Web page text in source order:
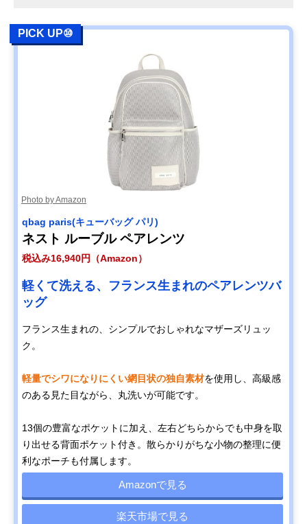
PICK UP⑩
Photo by Amazon
qbag paris(キューバッグ パリ)
ネスト ルーブル ペアレンツ
税込み16,940円（Amazon）
軽くて洗える、フランス生まれのペアレンツバ
ッグ
フランス生まれの、シンプルでおしゃれなマザーズリュッ
ク。
軽量でシワになりにくい網目状の独自素材を使用し、高級感
のある見た目ながら、丸洗いが可能です。
13個の豊富なポケットに加え、左右どちらからでも中身を取
り出せる背面ポケット付き。散らかりがちな小物の整理に便
利なポーチも付属します。
Amazonで見る
楽天市場で見る